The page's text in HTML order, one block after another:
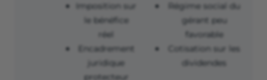
Imposition sur
le bénéfice
réel
Encadrement
juridique
protecteur
Régime social du
gérant peu
favorable
Cotisation sur les
dividendes